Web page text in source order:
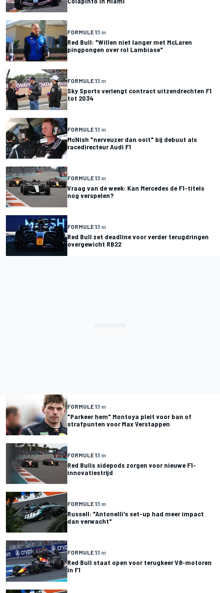
FORMULE 13 m
Red Bull: "Willen niet langer met McLaren
pingpongen over rol Lambiase"
FORMULE 13 m
Sky Sports verlengt contract uitzendrechten F1
tot 2034
FORMULE 13 m
McNish "nerveuzer dan ooit" bij debuut als
racedirecteur Audi F1
FORMULE 13 m
Vraag van de week: Kan Mercedes de F1-titels
nog verspelen?
FORMULE 13 m
Red Bull zet deadline voor verder terugdringen
overgewicht RB22
FORMULE 13 m
"Parkeer hem" Montoya pleit voor ban of
strafpunten voor Max Verstappen
FORMULE 13 m
Red Bulls sidepods zorgen voor nieuwe F1-
innovatiestrijd
FORMULE 13 m
Russell: "Antonelli's set-up had meer impact
dan verwacht"
FORMULE 13 m
Red Bull staat open voor terugkeer V8-motoren
in F1